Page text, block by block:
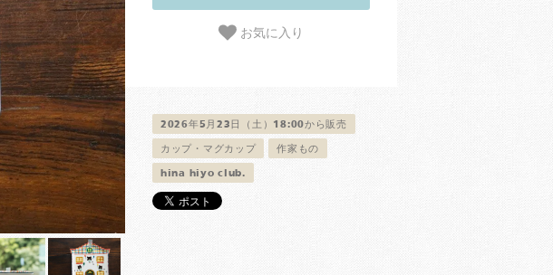
お気に入り
2026年5月23日（土）18:00から販売
カップ・マグカップ 作家もの
hina hiyo club.